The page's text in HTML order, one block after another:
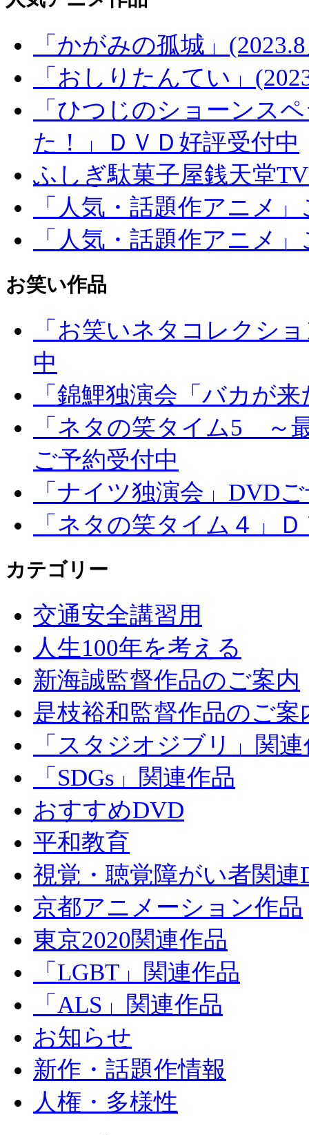
「かがみの孤城」
「おしりたんてい」
「ひつじのショーンス
た！」ＤＶＤ好評受付中
ふしぎ駄菓子屋銭天堂
「人気・話題作アニメ
「人気・話題作アニメ
お笑い作品
「お笑いネタコレクシ
中
「錦鯉独演会「バカが
「ネタの笑タイム5 ～
ご予約受付中
「ナイツ独演会」DVD
「ネタの笑タイム４」
カテゴリー
交通安全講習用
人生100年を考える
新海誠監督作品のご案内
是枝裕和監督作品のご案
「スタジオジブリ」関
「SDGs」関連作品
おすすめDVD
平和教育
視覚・聴覚障がい者関連
京都アニメーション作品
東京2020関連作品
「LGBT」関連作品
「ALS」関連作品
お知らせ
新作・話題作情報
人権・多様性